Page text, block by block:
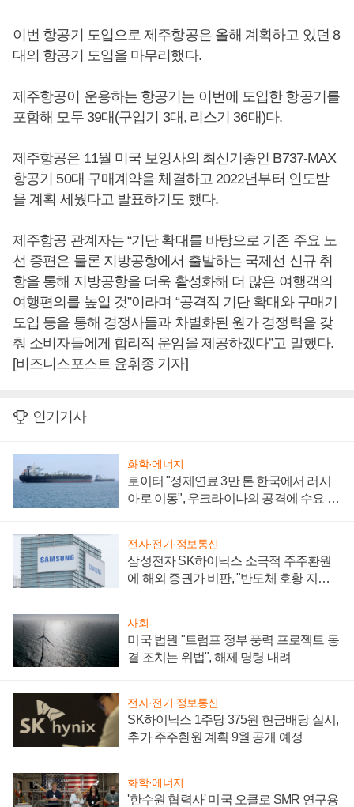
이번 항공기 도입으로 제주항공은 올해 계획하고 있던 8
대의 항공기 도입을 마무리했다.
제주항공이 운용하는 항공기는 이번에 도입한 항공기를
포함해 모두 39대(구입기 3대, 리스기 36대)다.
제주항공은 11월 미국 보잉사의 최신기종인 B737-MAX
항공기 50대 구매계약을 체결하고 2022년부터 인도받
을 계획 세웠다고 발표하기도 했다.
제주항공 관계자는 “기단 확대를 바탕으로 기존 주요 노
선 증편은 물론 지방공항에서 출발하는 국제선 신규 취
항을 통해 지방공항을 더욱 활성화해 더 많은 여행객의
여행편의를 높일 것”이라며 “공격적 기단 확대와 구매기
도입 등을 통해 경쟁사들과 차별화된 원가 경쟁력을 갖
춰 소비자들에게 합리적 운임을 제공하겠다”고 말했다.
[비즈니스포스트 윤휘종 기자]
인기기사
화학·에너지
로이터 "정제연료 3만 톤 한국에서 러시
아로 이동", 우크라이나의 공격에 수요 늘
전자·전기·정보통신
삼성전자 SK하이닉스 소극적 주주환원
에 해외 증권가 비판, "반도체 호황 지속
사회
미국 법원 "트럼프 정부 풍력 프로젝트 동
결 조치는 위법", 해제 명령 내려
전자·전기·정보통신
SK하이닉스 1주당 375원 현금배당 실시,
추가 주주환원 계획 9월 공개 예정
화학·에너지
'한수원 협력사' 미국 오클로 SMR 연구용